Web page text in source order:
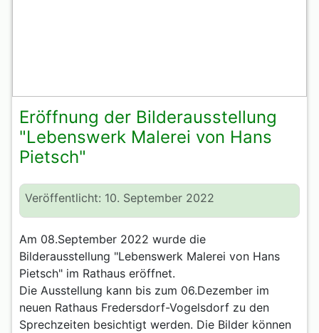
Eröffnung der Bilderausstellung
"Lebenswerk Malerei von Hans
Pietsch"
Veröffentlicht: 10. September 2022
Am 08.September 2022 wurde die
Bilderausstellung "Lebenswerk Malerei von Hans
Pietsch" im Rathaus eröffnet.
Die Ausstellung kann bis zum 06.Dezember im
neuen Rathaus Fredersdorf-Vogelsdorf zu den
Sprechzeiten besichtigt werden. Die Bilder können